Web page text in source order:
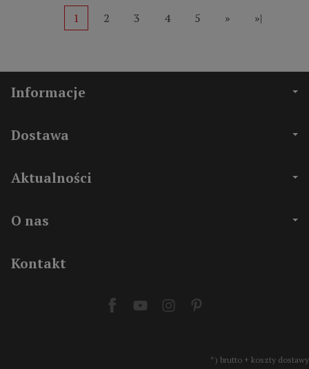
1 2 3 4 5 » »|
Informacje
Dostawa
Aktualności
O nas
Kontakt
*) brutto + koszty dostawy